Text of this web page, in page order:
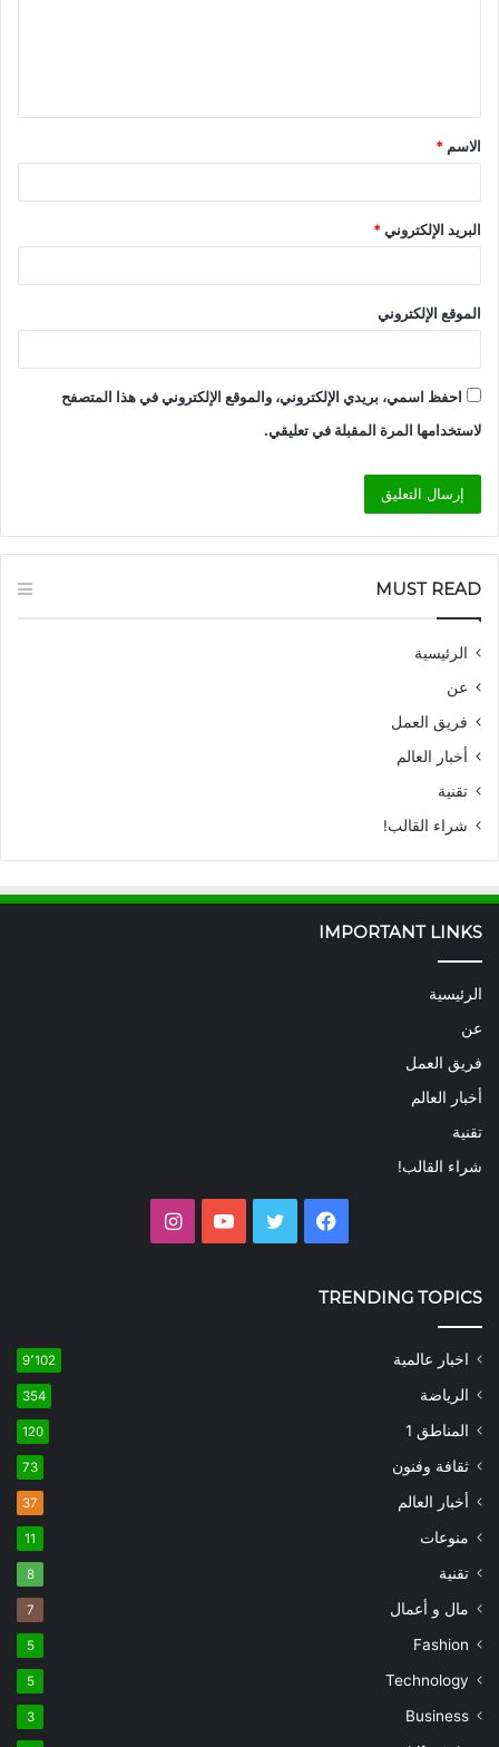
ق
*
الاسم *
البريد الإلكتروني*
الموقع الإلكتروني
احفظ اسمي، بريدي الإلكتروني، والموقع الإلكتروني في هذا المتصفح
لاستخدامها المرة المقبلة في تعليقي.
MUST READ
الرئيسية
عن
فريق العمل
أخبار العالم
تقنية
شراء القالب!
IMPORTANT LINKS
الرئيسية
عن
فريق العمل
أخبار العالم
تقنية
شراء القالب!
فيسبوك تويتر يوتيوب
TRENDING TOPICS
اخبار عالمية 9٬102
الرياضة 354
المناطق 1 120
ثقافة وفنون 73
أخبار العالم 37
منوعات 11
تقنية 8
مال و أعمال 7
Fashion
5
Technology
5
Business
3